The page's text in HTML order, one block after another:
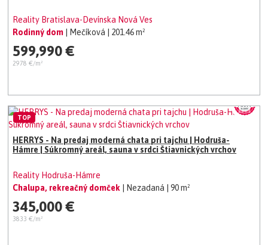
Reality Bratislava-Devínska Nová Ves
Rodinný dom | Mečíková | 201.46 m²
599,990 €
2978 €/m²
HERRYS - Na predaj moderná chata pri tajchu | Hodruša-
Hámre | Súkromný areál, sauna v srdci Štiavnických vrchov
Reality Hodruša-Hámre
Chalupa, rekreačný domček
| Nezadaná | 90 m²
345,000 €
3833 €/m²
TOP